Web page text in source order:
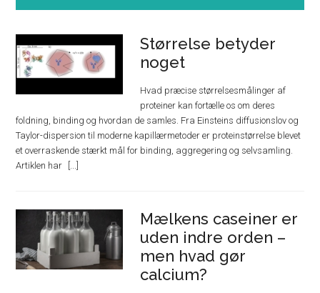
Størrelse betyder
noget
Hvad præcise størrelsesmålinger af
proteiner kan fortælle os om deres
foldning, binding og hvordan de samles. Fra Einsteins diffusionslov og
Taylor-dispersion til moderne kapillærmetoder er proteinstørrelse blevet
et overraskende stærkt mål for binding, aggregering og selvsamling.
Artiklen har
Mælkens caseiner er
uden indre orden –
men hvad gør
calcium?